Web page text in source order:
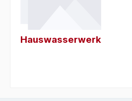
Hauswasserwerke